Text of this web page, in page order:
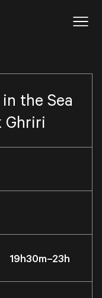
the Sea
Ghriri
19h30m–23h